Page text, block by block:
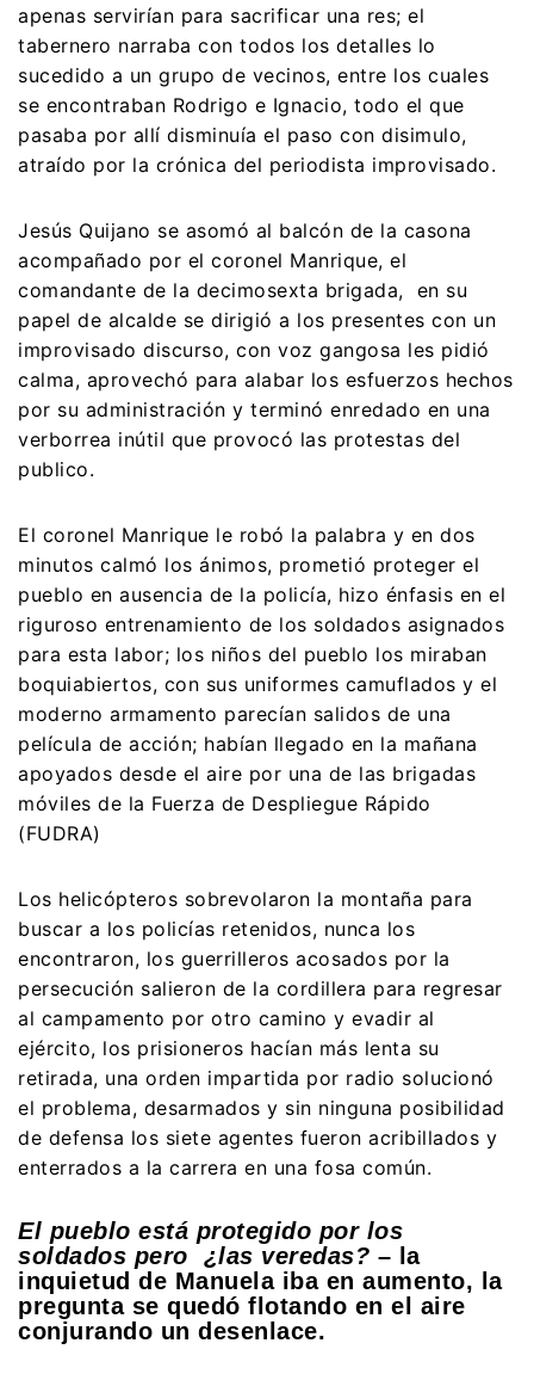
apenas servirían para sacrificar una res; el
tabernero narraba con todos los detalles lo
sucedido a un grupo de vecinos, entre los cuales
se encontraban Rodrigo e Ignacio, todo el que
pasaba por allí disminuía el paso con disimulo,
atraído por la crónica del periodista improvisado.
Jesús Quijano se asomó al balcón de la casona
acompañado por el coronel Manrique, el
comandante de la decimosexta brigada, en su
papel de alcalde se dirigió a los presentes con un
improvisado discurso, con voz gangosa les pidió
calma, aprovechó para alabar los esfuerzos hechos
por su administración y terminó enredado en una
verborrea inútil que provocó las protestas del
publico.
El coronel Manrique le robó la palabra y en dos
minutos calmó los ánimos, prometió proteger el
pueblo en ausencia de la policía, hizo énfasis en el
riguroso entrenamiento de los soldados asignados
para esta labor; los niños del pueblo los miraban
boquiabiertos, con sus uniformes camuflados y el
moderno armamento parecían salidos de una
película de acción; habían llegado en la mañana
apoyados desde el aire por una de las brigadas
móviles de la Fuerza de Despliegue Rápido
(FUDRA)
Los helicópteros sobrevolaron la montaña para
buscar a los policías retenidos, nunca los
encontraron, los guerrilleros acosados por la
persecución salieron de la cordillera para regresar
al campamento por otro camino y evadir al
ejército, los prisioneros hacían más lenta su
retirada, una orden impartida por radio solucionó
el problema, desarmados y sin ninguna posibilidad
de defensa los siete agentes fueron acribillados y
enterrados a la carrera en una fosa común.
El pueblo está protegido por los
soldados pero ¿las veredas? – la
inquietud de Manuela iba en aumento, la
pregunta se quedó flotando en el aire
conjurando un desenlace.